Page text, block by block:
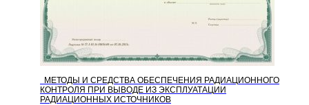
МЕТОДЫ И СРЕДСТВА ОБЕСПЕЧЕНИЯ РАДИАЦИОННОГО
КОНТРОЛЯ ПРИ ВЫВОДЕ ИЗ ЭКСПЛУАТАЦИИ
РАДИАЦИОННЫХ ИСТОЧНИКОВ